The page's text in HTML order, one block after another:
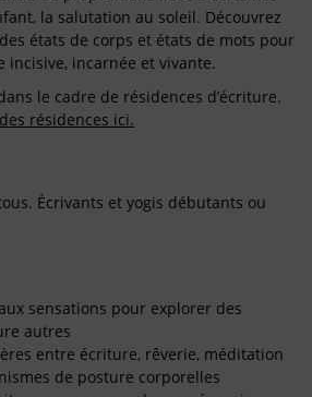
la salutation au soleil. Découvrez
états de corps et états de mots pour
incisive, incarnée et vivante.
le cadre de résidences d’écriture.
résidences ici.
Écrivants et yogis débutants ou
sensations pour explorer des
autres
entre écriture, rêverie, méditation
de posture corporelles